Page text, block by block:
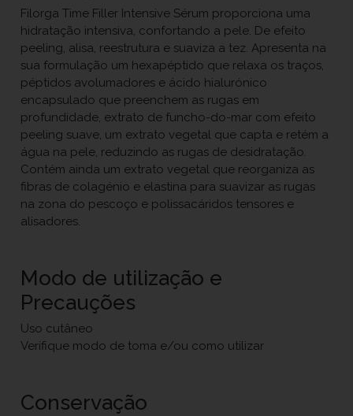
Filorga Time Filler Intensive Sérum proporciona uma
hidratação intensiva, confortando a pele. De efeito
peeling, alisa, reestrutura e suaviza a tez. Apresenta na
sua formulação um hexapéptido que relaxa os traços,
péptidos avolumadores e ácido hialurónico
encapsulado que preenchem as rugas em
profundidade, extrato de funcho-do-mar com efeito
peeling suave, um extrato vegetal que capta e retém a
água na pele, reduzindo as rugas de desidratação.
Contém ainda um extrato vegetal que reorganiza as
fibras de colagénio e elastina para suavizar as rugas
na zona do pescoço e polissacáridos tensores e
alisadores.
Modo de utilização e
Precauções
Uso cutâneo
Verifique modo de toma e/ou como utilizar
Conservação